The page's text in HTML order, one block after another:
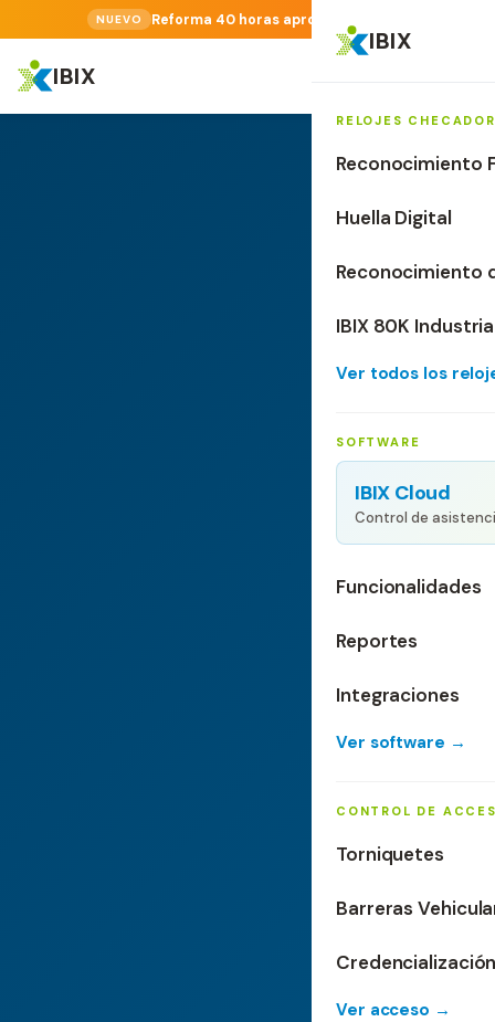
NUEVO Reforma 40 horas aprobada.
IBIX
IBIX
RELOJES
Reconocimiento
Huella Digital
Reconocimiento
IBIX 80K
Ver todos los
SOFTWARE
IBIX Cloud
Control de
Funcionalidades
Reportes
Integraciones
Ver software →
CONTROL DE
Torniquetes
Barreras
Ver acceso →